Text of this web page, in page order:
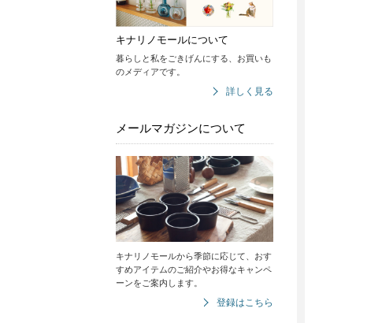
キナリノモールについて
暮らしと私をごきげんにする、お買いも
のメディアです。
詳しく見る
メールマガジンについて
キナリノモールから季節に応じて、おす
すめアイテムのご紹介やお得なキャンペ
ーンをご案内します。
登録はこちら